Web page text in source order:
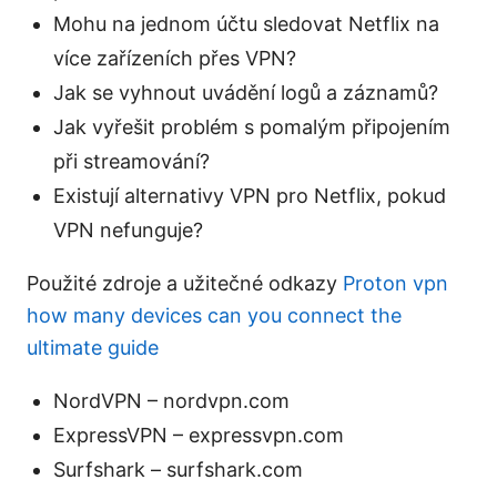
Mohu na jednom účtu sledovat Netflix na
více zařízeních přes VPN?
Jak se vyhnout uvádění logů a záznamů?
Jak vyřešit problém s pomalým připojením
při streamování?
Existují alternativy VPN pro Netflix, pokud
VPN nefunguje?
Použité zdroje a užitečné odkazy Proton vpn
how many devices can you connect the
ultimate guide
NordVPN – nordvpn.com
ExpressVPN – expressvpn.com
Surfshark – surfshark.com